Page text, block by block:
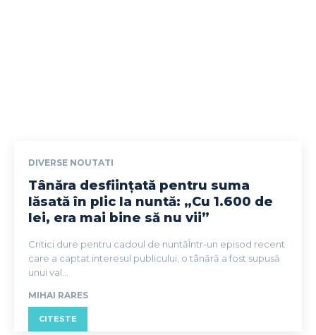
DIVERSE NOUTATI
Tânăra desființată pentru suma
lăsată în plic la nuntă: „Cu 1.600 de
lei, era mai bine să nu vii”
Critici dure pentru cadoul de nuntăÎntr-un episod recent
care a captat interesul publicului, o tânără a fost supusă
unui val...
MIHAI RARES
CITESTE